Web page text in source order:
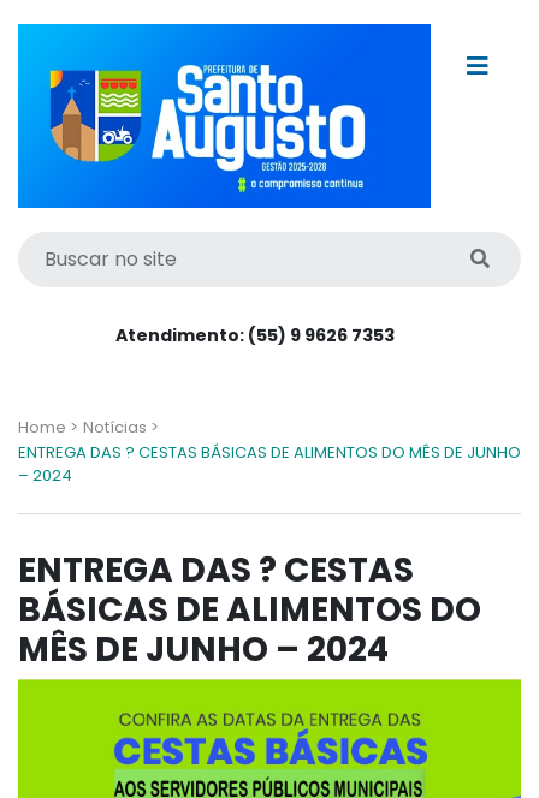
Atendimento: (55) 9 9626 7353
Home > Notícias >
ENTREGA DAS ? CESTAS BÁSICAS DE ALIMENTOS DO MÊS DE JUNHO
– 2024
ENTREGA DAS ? CESTAS
BÁSICAS DE ALIMENTOS DO
MÊS DE JUNHO – 2024